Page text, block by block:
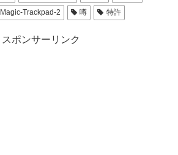
Magic-Trackpad-2 噂 特許
スポンサーリンク